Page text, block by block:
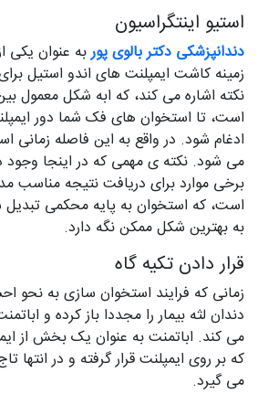
استیو اینتگراسیون
دندانپزشکی دکتر بالوی پوربه عنوان یکی
زمینه کاشت ایمپلنت های اندو استیل
است، تا استخوان های فک شما دور
ادغام شود. در واقع به این فاصله زمانی
می شود. نکته ی مهمی که در اینجا وجود
برخی موارد برای دریافت نتیجه مناسب
است، که استخوان به پایه محکمی تبدیل
به بهترین شکل ممکن نگه دارد.
قرار دادن تکیه گاه
زمانی که فرایند استخوان سازی به نحو
دندان لثه بیمار را مجددا باز کرده و
می کند. اباتمنت به عنوان یک بخش از
که بر روی ایمپلنت قرار گرفته و در انتها
می گیرد.